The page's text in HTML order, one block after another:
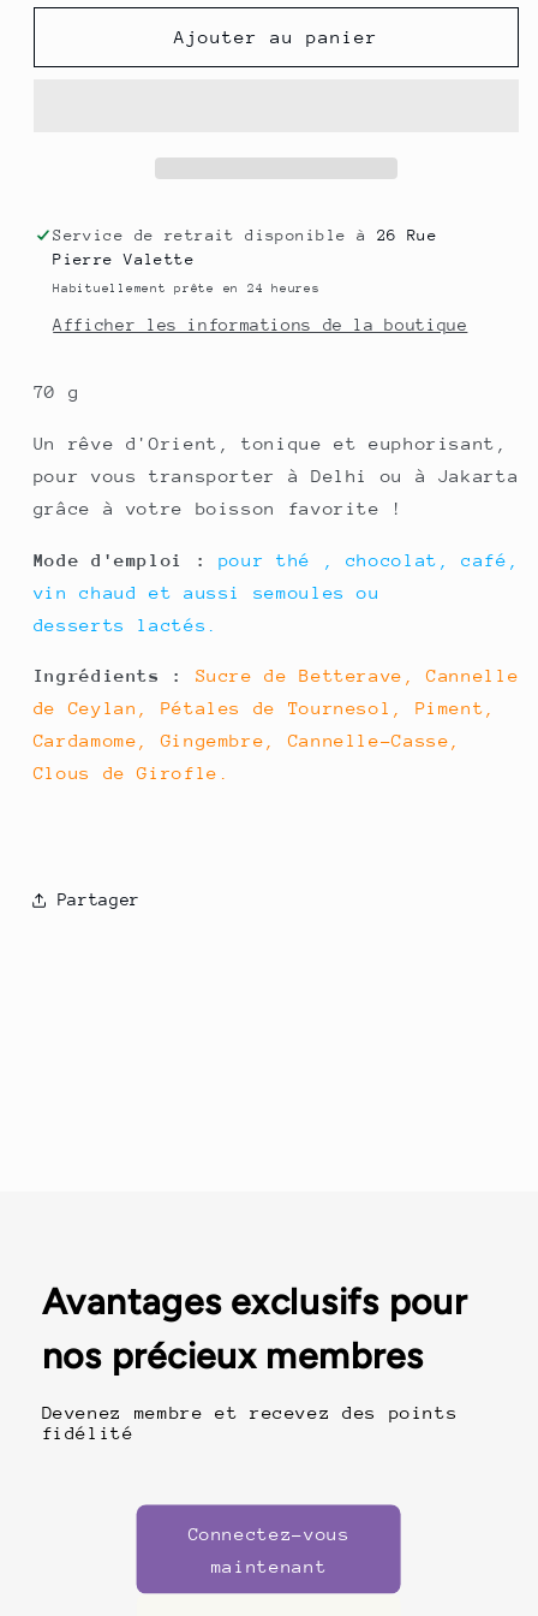
quantité
Préparation
quantité
de
Préparation
Ajouter au panier
Service de retrait disponible à 26 Rue
Pierre Valette
Habituellement prête en 24 heures
Afficher les informations de la boutique
70 g
Un rêve d'Orient, tonique et euphorisant,
pour vous transporter à Delhi ou à Jakarta
grâce à votre boisson favorite !
Mode d'emploi :
pour thé , chocolat, café,
vin chaud et aussi semoules ou
desserts lactés.
Ingrédients :
Sucre de Betterave, Cannelle
de Ceylan, Pétales de Tournesol, Piment,
Cardamome, Gingembre, Cannelle-Casse,
Clous de Girofle.
Partager
Avantages exclusifs pour
nos précieux membres
Devenez membre et recevez des points
fidélité
Connectez-vous
maintenant